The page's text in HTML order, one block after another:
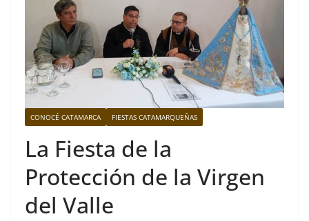
CONOCÉ CATAMARCA FIESTAS CATAMARQUEÑAS
La Fiesta de la
Protección de la Virgen
del Valle